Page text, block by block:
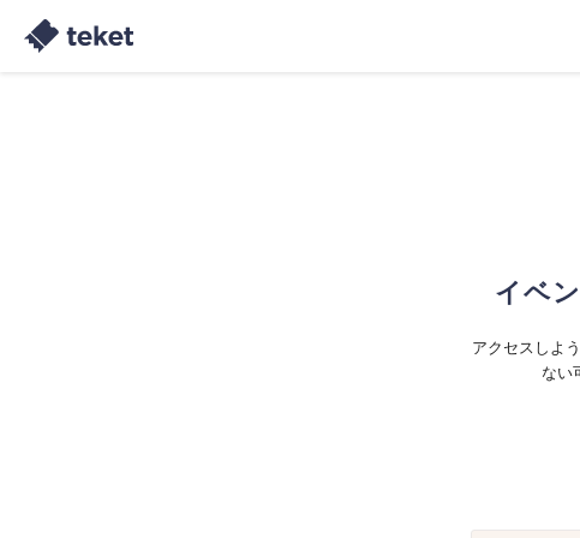
イベ
アクセスしよ
ない